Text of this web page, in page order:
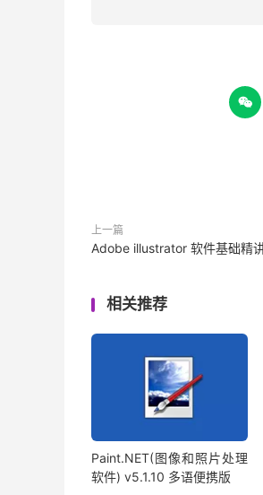

上一篇
Adobe illustrator 软件基础精
相关推荐
Paint.NET(图像和照片处理
软件) v5.1.10 多语便携版